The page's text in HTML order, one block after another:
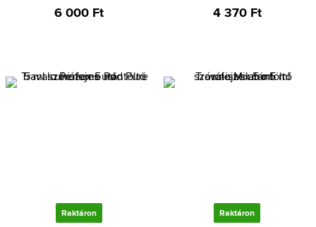
6 000 Ft 4 370 Ft
Raktáron Raktáron